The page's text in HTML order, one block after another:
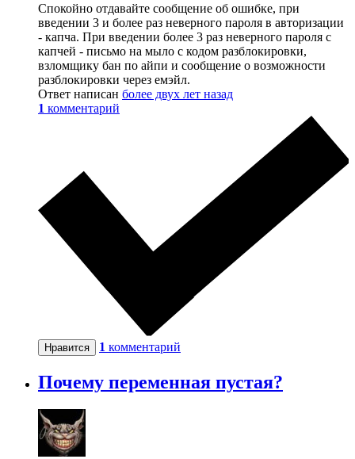
Спокойно отдавайте сообщение об ошибке, при
введении 3 и более раз неверного пароля в авторизации
- капча. При введении более 3 раз неверного пароля с
капчей - письмо на мыло с кодом разблокировки,
взломщику бан по айпи и сообщение о возможности
разблокировки через емэйл.
Ответ написан более двух лет назад
1 комментарий
Нравится 1 комментарий
Почему переменная пустая?